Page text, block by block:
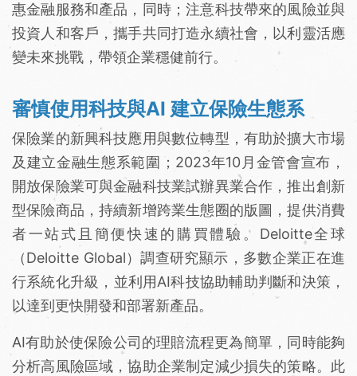
惠金融服務和產品，同時；注意科技帶來的風險並與
投資人和客戶，攜手共同打造永續社會，以利靈活應
變未來挑戰，帶領企業穩健前行。
審慎使用科技與AI 建立保險生態系
保險業的新興科技應用與數位轉型，有助於擴大市場
及建立金融生態系範圍；2023年10月金管會宣布，
開放保險業可與金融科技業試辦異業合作，推出創新
型保險商品，持續新增跨業生態圈的版圖，提供消費
者一站式且簡便快速的購買體驗。Deloitte全球
（Deloitte Global）調查研究顯示，多數企業正在進
行系統化升級，並利用AI科技協助輔助判斷和決策，
以達到更快開發和部署新產品。
AI有助於使保險公司的理賠流程更為簡單，同時能夠
分析高風險區域，協助企業制定減少損失的策略。此